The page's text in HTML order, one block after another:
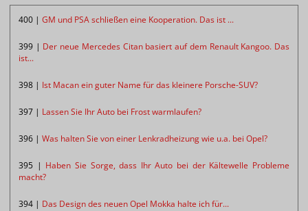
400 | GM und PSA schließen eine Kooperation. Das ist ...
399 | Der neue Mercedes Citan basiert auf dem Renault Kangoo. Das
ist...
398 | Ist Macan ein guter Name für das kleinere Porsche-SUV?
397 | Lassen Sie Ihr Auto bei Frost warmlaufen?
396 | Was halten Sie von einer Lenkradheizung wie u.a. bei Opel?
395 | Haben Sie Sorge, dass Ihr Auto bei der Kältewelle Probleme
macht?
394 | Das Design des neuen Opel Mokka halte ich für...